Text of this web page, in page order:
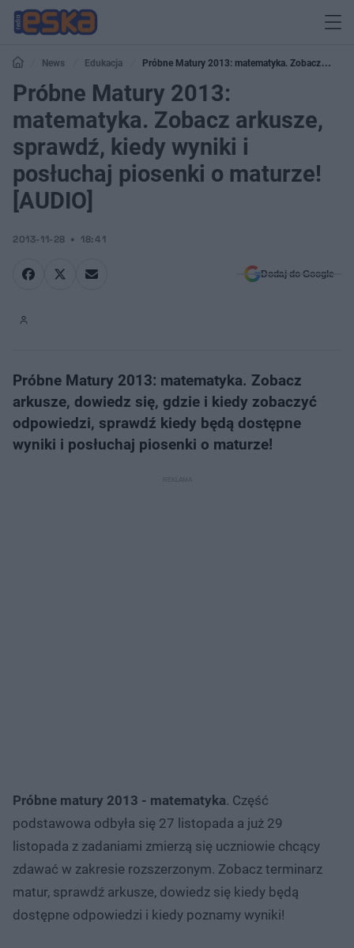
News Edukacja
Próbne Matury 2013: matematyka. Zobacz
arkusze, sprawdź, kiedy wyniki i posłuchaj piosenki o maturze! [AUDIO]
Próbne Matury 2013:
matematyka. Zobacz arkusze,
sprawdź, kiedy wyniki i
posłuchaj piosenki o maturze!
[AUDIO]
2013-11-28 18:41
Dodaj do Google
Próbne Matury 2013: matematyka. Zobacz
arkusze, dowiedz się, gdzie i kiedy zobaczyć
odpowiedzi, sprawdź kiedy będą dostępne
wyniki i posłuchaj piosenki o maturze!
Próbne matury 2013 - matematyka. Część
podstawowa odbyła się 27 listopada a już 29
listopada z zadaniami zmierzą się uczniowie chcący
zdawać w zakresie rozszerzonym. Zobacz terminarz
matur, sprawdź arkusze, dowiedz się kiedy będą
dostępne odpowiedzi i kiedy poznamy wyniki!